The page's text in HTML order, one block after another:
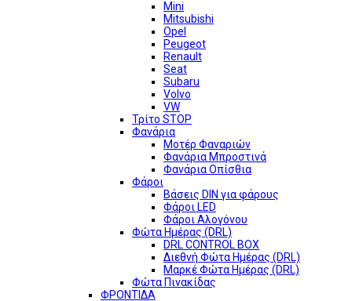
Mini
Mitsubishi
Opel
Peugeot
Renault
Seat
Subaru
Volvo
VW
Τρίτο STOP
Φανάρια
Μοτέρ Φαναριών
Φανάρια Μπροστινά
Φανάρια Οπίσθια
Φάροι
Βάσεις DIN για φάρους
Φάροι LED
Φάροι Αλογόνου
Φώτα Ημέρας (DRL)
DRL CONTROL BOX
Διεθνή Φώτα Ημέρας (DRL)
Μαρκέ Φώτα Ημέρας (DRL)
Φώτα Πινακίδας
ΦΡΟΝΤΙΔΑ